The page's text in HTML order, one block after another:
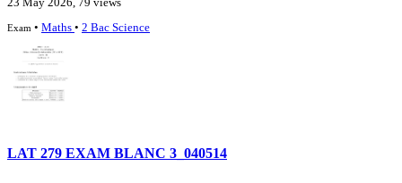
23 May 2026, 79 views
Exam • Maths • 2 Bac Science
LAT 279 EXAM BLANC 3_040514